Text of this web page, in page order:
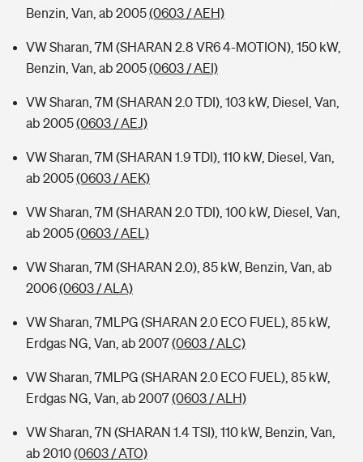
Benzin, Van, ab 2005(0603 / AEH)
VW Sharan, 7M (SHARAN 2.8 VR6 4-MOTION), 150 kW,
Benzin, Van, ab 2005(0603 / AEI)
VW Sharan, 7M (SHARAN 2.0 TDI), 103 kW, Diesel, Van,
ab 2005(0603 / AEJ)
VW Sharan, 7M (SHARAN 1.9 TDI), 110 kW, Diesel, Van,
ab 2005(0603 / AEK)
VW Sharan, 7M (SHARAN 2.0 TDI), 100 kW, Diesel, Van,
ab 2005(0603 / AEL)
VW Sharan, 7M (SHARAN 2.0), 85 kW, Benzin, Van, ab
2006(0603 / ALA)
VW Sharan, 7MLPG (SHARAN 2.0 ECO FUEL), 85 kW,
Erdgas NG, Van, ab 2007(0603 / ALC)
VW Sharan, 7MLPG (SHARAN 2.0 ECO FUEL), 85 kW,
Erdgas NG, Van, ab 2007(0603 / ALH)
VW Sharan, 7N (SHARAN 1.4 TSI), 110 kW, Benzin, Van,
ab 2010(0603 / ATO)